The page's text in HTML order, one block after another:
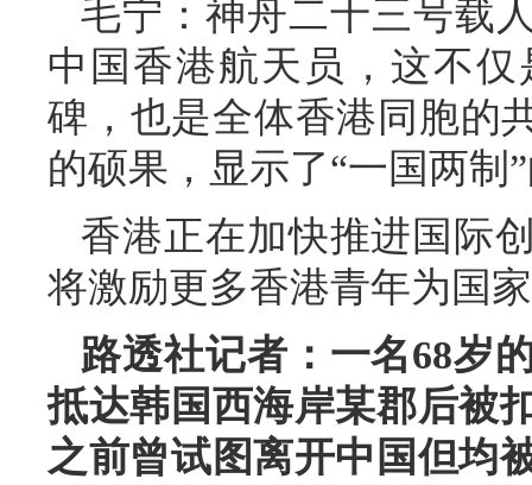
毛宁：神舟二十三号载
中国香港航天员，这不
碑，也是全体香港同胞的
的硕果，显示了“一国两制
香港正在加快推进国际
将激励更多香港青年为国
路透社记者：一名68岁
抵达韩国西海岸某郡后被
之前曾试图离开中国但均